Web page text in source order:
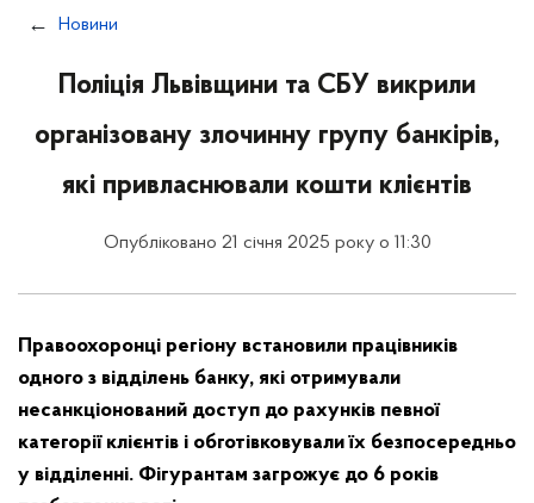
Новини
Поліція Львівщини та СБУ викрили
організовану злочинну групу банкірів,
які привласнювали кошти клієнтів
Опубліковано 21 січня 2025 року о 11:30
Правоохоронці регіону встановили працівників
одного з відділень банку, які отримували
несанкціонований доступ до рахунків певної
категорії клієнтів і обготівковували їх безпосередньо
у відділенні. Фігурантам загрожує до 6 років